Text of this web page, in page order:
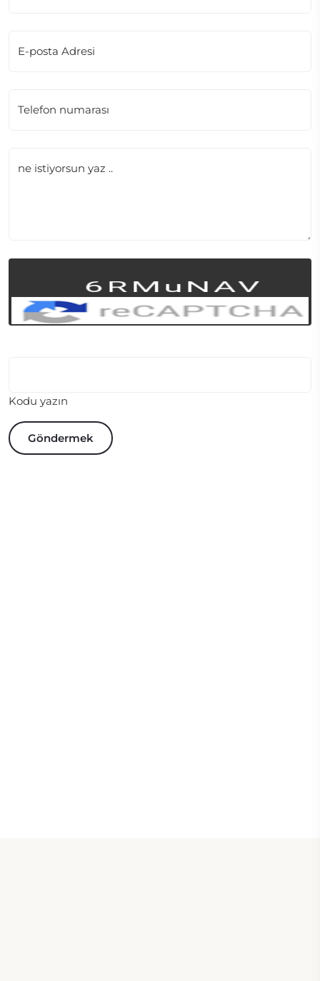
E-posta Adresi
Telefon numarası
ne istiyorsun yaz ..
Kodu yazın
Göndermek